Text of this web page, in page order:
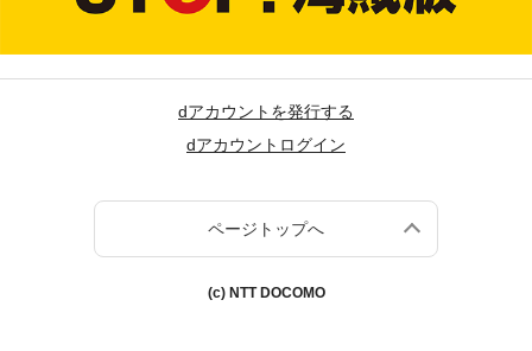
dアカウントを発行する
dアカウントログイン
ページトップへ
(c) NTT DOCOMO